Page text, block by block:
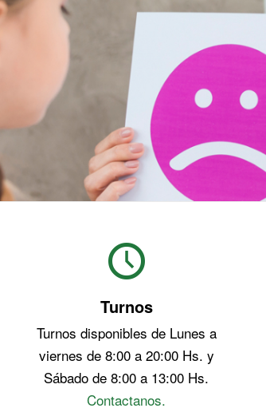
Capital Humano que se unen para
Trabajamos sinergicamente para
Turnos
Turnos disponibles de Lunes a
viernes de 8:00 a 20:00 Hs. y
Sábado de 8:00 a 13:00 Hs.
Contactanos.